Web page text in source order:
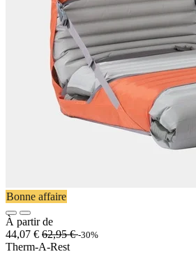
Bonne affaire
À partir de
44,07 € 62,95€ -30%
Therm-A-Rest